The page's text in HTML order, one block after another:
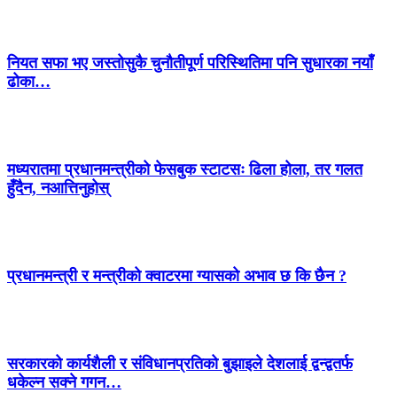
नियत सफा भए जस्तोसुकै चुनौतीपूर्ण परिस्थितिमा पनि सुधारका नयाँ
ढोका…
मध्यरातमा प्रधानमन्त्रीको फेसबुक स्टाटसः ढिला होला, तर गलत
हुँदैन, नआत्तिनुहोस्
प्रधानमन्त्री र मन्त्रीको क्वाटरमा ग्यासको अभाव छ कि छैन ?
सरकारको कार्यशैली र संविधानप्रतिको बुझाइले देशलाई द्वन्द्वतर्फ
धकेल्न सक्ने गगन…